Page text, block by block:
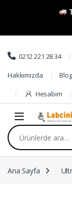
Skip to navigation
Skip to content
0212 221 28 34
Hakkımızda Blog
Hesabım
Ara:
Ana Sayfa